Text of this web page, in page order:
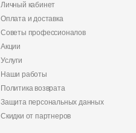
Личный кабинет
Оплата и доставка
Советы профессионалов
Акции
Услуги
Наши работы
Политика возврата
Защита персональных данных
Скидки от партнеров